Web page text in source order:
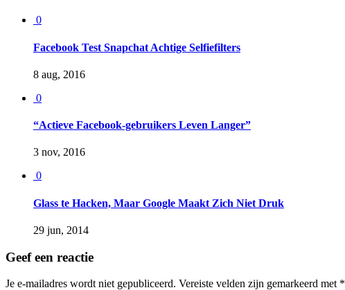
0
Facebook Test Snapchat Achtige Selfiefilters
8 aug, 2016
0
“Actieve Facebook-gebruikers Leven Langer”
3 nov, 2016
0
Glass te Hacken, Maar Google Maakt Zich Niet Druk
29 jun, 2014
Geef een reactie
Je e-mailadres wordt niet gepubliceerd. Vereiste velden zijn gemarkeerd met *